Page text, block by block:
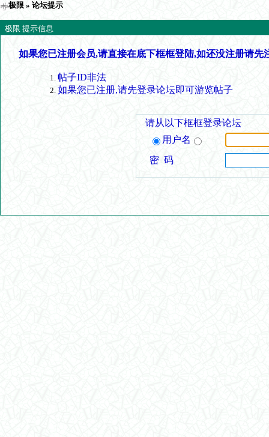
极限 » 论坛提示
极限 提示信息
如果您已注册会员,请直接在底下框框登陆,如还没注册请先
帖子ID非法
如果您已注册,请先登录论坛即可游览帖子
请从以下框框登录论坛
用户名
密 码